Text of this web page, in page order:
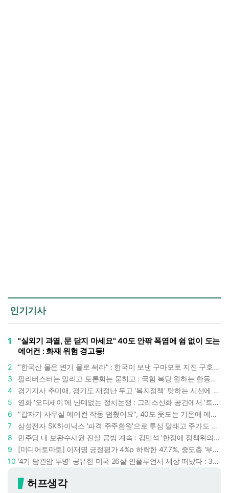
인기기사
1
"실외기 과열, 문 닫지 마세요" 40도 안팎 폭염에 쉼 없이 도는
에어컨 : 화재 위험 경고등!
2
"한국산 물은 변기 물로 써라" : 한국이 보낸 구마모토 지진 구호품에 한 일본인의 '어처구니 없는' 반응
3
필리버스터는 밀리고 토론회는 묻히고 : 국힘 복당 원하는 한동훈, '검사 정치'의 한계만 드러내나
4
경기지사 추미애, 경기도 재정난 두고 '복지정책' 탓하는 시선에 정면 반박 : "고령자와 아이 인구 급증"
5
영화 '오디세이'에 난데없는 정치논쟁 : 그리스신화 공간에서 '트럼프 전쟁의 참혹함'이 보인다
6
"갑자기 사무실 에어컨 작동 멈췄어요", 40도 웃도는 기온에 에어컨도 숨이 찬다
7
삼성전자 SK하이닉스 '파격 주주환원'으로 투심 달래고 주가도 받칠까, 100조 넘는 추가 배당 재원에 쏠리는 눈
8
민주당 내 보완수사권 진실 공방 계속 : 김민석 '한정애 정책위의장' 발언 근거로 내세우자 사무총장 지낸 조승래 반박
9
[미디어토마토] 이재명 긍정평가 4%p 하락한 47.7%, 중도층 '부정 49.7% vs 긍정 42.9%'
10
'4기 담관암 투병' 공유한 미국 26살 인플루언서 세상 떠났다 : 3년간 보여준 희망과 용기
허프생각